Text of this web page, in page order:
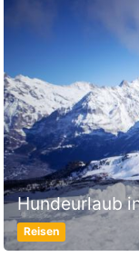
Hundeurlaub
Reisen